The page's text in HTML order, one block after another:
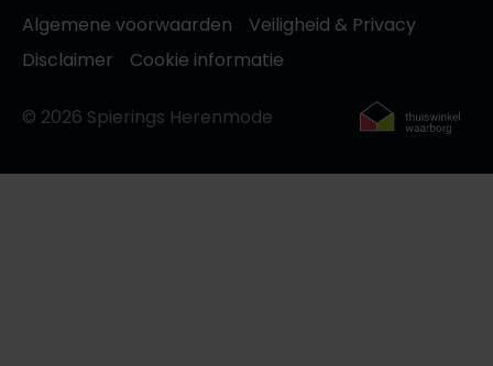
Algemene voorwaarden
Veiligheid & Privacy
Disclaimer
Cookie informatie
© 2026 Spierings Herenmode